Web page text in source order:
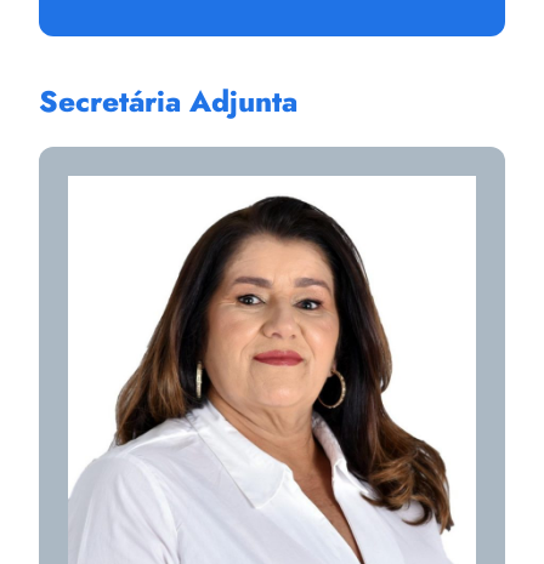
Secretária Adjunta